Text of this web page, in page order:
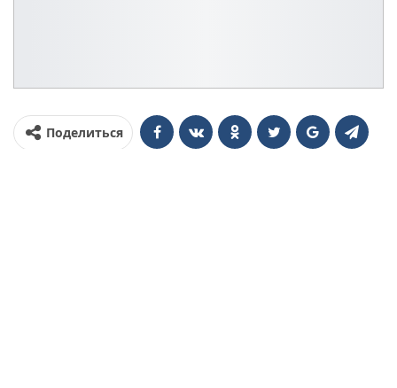
Поделиться